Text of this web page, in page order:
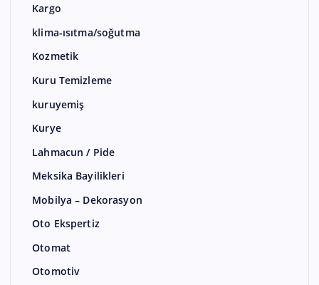
Kargo
klima-ısıtma/soğutma
Kozmetik
Kuru Temizleme
kuruyemiş
Kurye
Lahmacun / Pide
Meksika Bayilikleri
Mobilya – Dekorasyon
Oto Ekspertiz
Otomat
Otomotiv